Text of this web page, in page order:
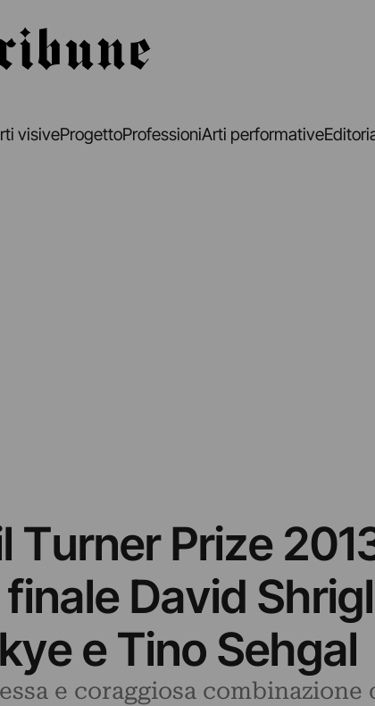
visiveProgettoProfessioniArti performative
Turner Prize
David
e Tino Sehgal
e coraggiosa